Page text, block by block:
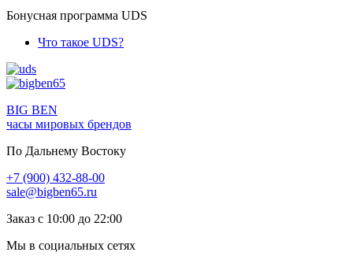
Бонусная программа UDS
Что такое UDS?
BIG BEN
часы мировых брендов
По Дальнему Востоку
+7 (900) 432-88-00
sale@bigben65.ru
Заказ с 10:00 до 22:00
Мы в социальных сетях